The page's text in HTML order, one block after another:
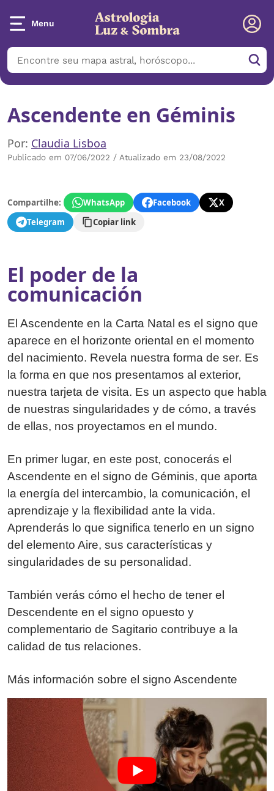
Menu
Ascendente en Géminis
Por: Claudia Lisboa
Publicado em 07/06/2022 / Atualizado em 23/08/2022
Compartilhe: WhatsApp Facebook
X
Telegram
Copiar link
El poder de la
comunicación
El Ascendente en la Carta Natal es el signo que
aparece en el horizonte oriental en el momento
del nacimiento. Revela nuestra forma de ser. Es
la forma en que nos presentamos al exterior,
nuestra tarjeta de visita. Es un aspecto que habla
de nuestras singularidades y de cómo, a través
de ellas, nos proyectamos en el mundo.
En primer lugar, en este post, conocerás el
Ascendente en el signo de Géminis, que aporta
la energía del intercambio, la comunicación, el
aprendizaje y la flexibilidad ante la vida.
Aprenderás lo que significa tenerlo en un signo
del elemento Aire, sus características y
singularidades de su personalidad.
También verás cómo el hecho de tener el
Descendente en el signo opuesto y
complementario de Sagitario contribuye a la
calidad de tus relaciones.
Más información sobre el signo Ascendente